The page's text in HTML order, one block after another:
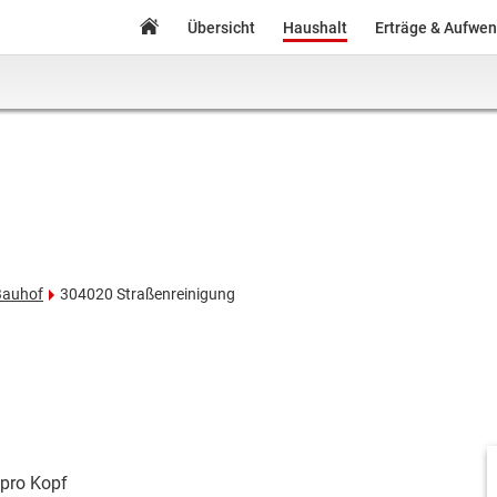
Übersicht Haushalt Erträge &
304020 Straßenreinigung
pro Kopf